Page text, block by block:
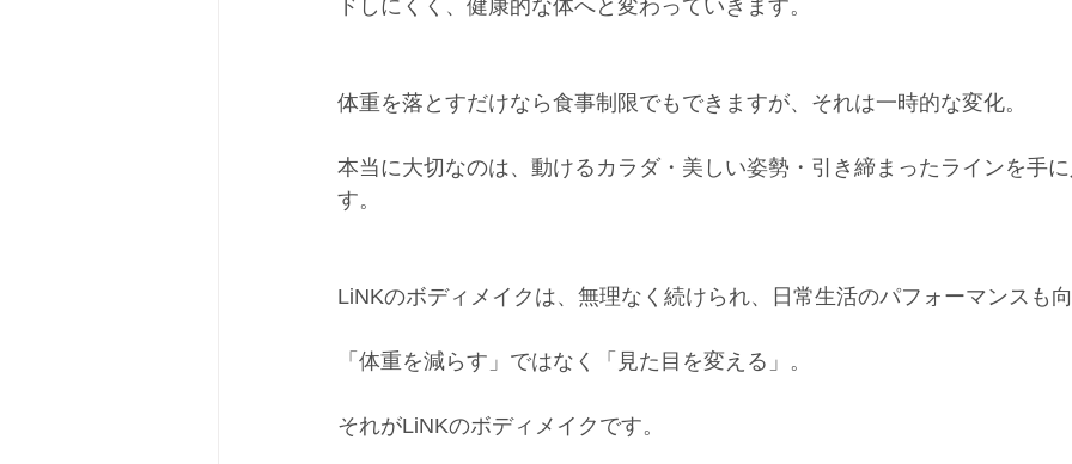
ドしにくく、健康的な体へと変わっていきます。
体重を落とすだけなら食事制限でもできますが、それは一時的な変化。
本当に大切なのは、動けるカラダ・美しい姿勢・引き締まったラインを手
す。
LiNKのボディメイクは、無理なく続けられ、日常生活のパフォーマンスも
「体重を減らす」ではなく「見た目を変える」。
それがLiNKのボディメイクです。